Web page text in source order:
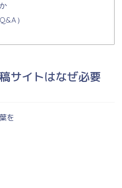
）
サイトはなぜ必要
を